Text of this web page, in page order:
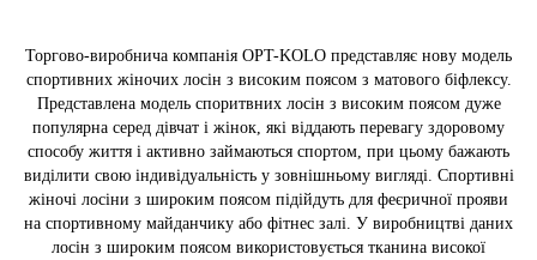
Торгово-виробнича компанія OPT-KOLO представляє нову модель
спортивних жіночих лосін з високим поясом з матового біфлексу.
Представлена ​​модель споритвних лосін з високим поясом дуже
популярна серед дівчат і жінок, які віддають перевагу здоровому
способу життя і активно займаються спортом, при цьому бажають
виділити свою індивідуальність у зовнішньому вигляді. Спортивні
жіночі лосіни з широким поясом підійдуть для феєричної прояви
на спортивному майданчику або фітнес залі. У виробництві даних
лосін з широким поясом використовується тканина високої